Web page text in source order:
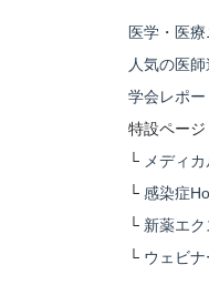
医学・医療
人気の医
学会レポー
特設ページ
└ メディ
└ 感染症
└ 新薬エ
└ ウェビ